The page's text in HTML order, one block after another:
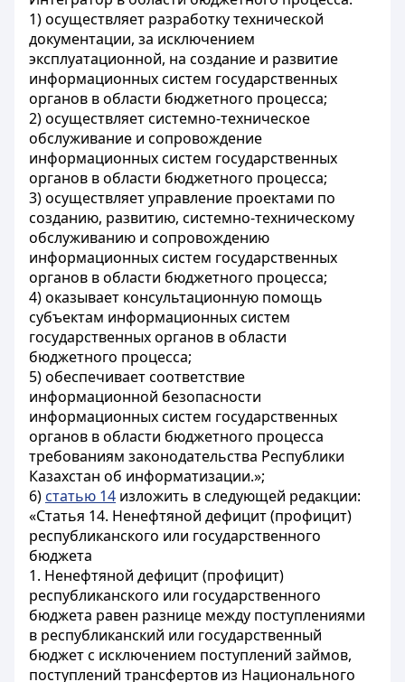
1) осуществляет разработку технической
документации, за исключением
эксплуатационной, на создание и развитие
информационных систем государственных
органов в области бюджетного процесса;
2) осуществляет системно-техническое
обслуживание и сопровождение
информационных систем государственных
органов в области бюджетного процесса;
3) осуществляет управление проектами по
созданию, развитию, системно-техническому
обслуживанию и сопровождению
информационных систем государственных
органов в области бюджетного процесса;
4) оказывает консультационную помощь
субъектам информационных систем
государственных органов в области
бюджетного процесса;
5) обеспечивает соответствие
информационной безопасности
информационных систем государственных
органов в области бюджетного процесса
требованиям законодательства Республики
Казахстан об информатизации.»;
6) статью 14 изложить в следующей редакции:
«Статья 14. Ненефтяной дефицит (профицит)
республиканского или государственного
бюджета
1. Ненефтяной дефицит (профицит)
республиканского или государственного
бюджета равен разнице между поступлениями
в республиканский или государственный
бюджет с исключением поступлений займов,
поступлений трансфертов из Национального